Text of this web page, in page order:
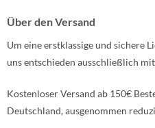
Über den Versand
Um eine erstklassige und sichere
uns entschieden ausschließlich
Kostenloser Versand ab 150€
Deutschland, ausgenommen